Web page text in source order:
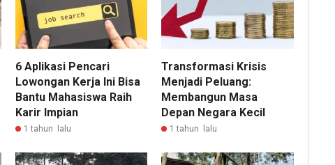
6 Aplikasi Pencari
Lowongan Kerja Ini Bisa
Bantu Mahasiswa Raih
Karir Impian
1 tahun lalu
Transformasi Krisis
Menjadi Peluang:
Membangun Masa
Depan Negara Kecil
1 tahun lalu